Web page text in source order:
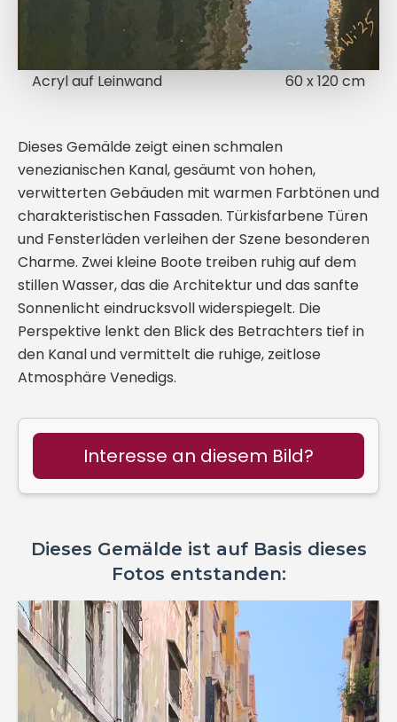
Acryl auf Leinwand 60 x 120 cm
Dieses Gemälde zeigt einen schmalen
venezianischen Kanal, gesäumt von hohen,
verwitterten Gebäuden mit warmen Farbtönen und
charakteristischen Fassaden. Türkisfarbene Türen
und Fensterläden verleihen der Szene besonderen
Charme. Zwei kleine Boote treiben ruhig auf dem
stillen Wasser, das die Architektur und das sanfte
Sonnenlicht eindrucksvoll widerspiegelt. Die
Perspektive lenkt den Blick des Betrachters tief in
den Kanal und vermittelt die ruhige, zeitlose
Atmosphäre Venedigs.
Interesse an diesem Bild?
Dieses Gemälde ist auf Basis dieses
Fotos entstanden: